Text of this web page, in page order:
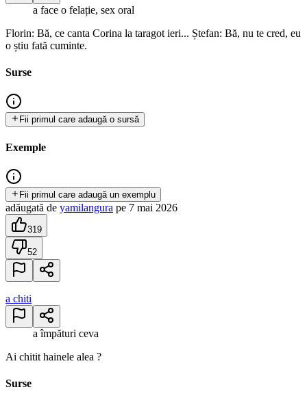
a face o felație, sex oral
Florin: Bă, ce canta Corina la taragot ieri... Ștefan: Bă, nu te cred, eu
o știu fată cuminte.
Surse
Fii primul care adaugă o sursă
Exemple
Fii primul care adaugă un exemplu
adăugată de yamilangura pe 7 mai 2026
319
52
a chiti
a împături ceva
Ai chitit hainele alea ?
Surse